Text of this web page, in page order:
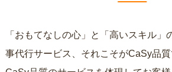
「おもてなしの心」と「高いスキル」
事代行サービス、それこそがCaSy品質